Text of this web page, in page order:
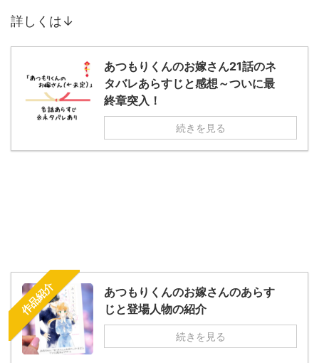
詳しくは↓
あつもりくんのお嫁さん21話のネ
タバレあらすじと感想～ついに最
終章突入！
続きを見る
作品紹介
あつもりくんのお嫁さんのあらす
じと登場人物の紹介
続きを見る